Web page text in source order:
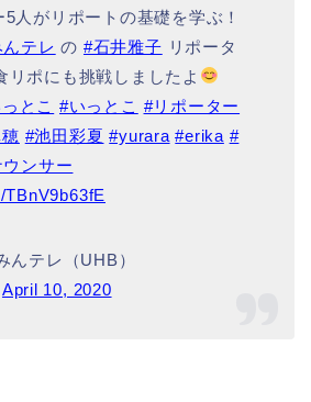
人がリポートの基礎を学ぶ！
テレ の #石井雅子 リポータ
リポにも挑戦しましたよ
とこ #いっとこ #リポーター
#池田彩夏 #yurara #erika #
ンサー
テレ（UHB）
April 10, 2020